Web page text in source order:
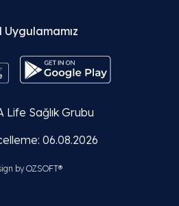
Uygulamamız
Life Sağlık Grubu
06.08.2026
by OZSOFT®